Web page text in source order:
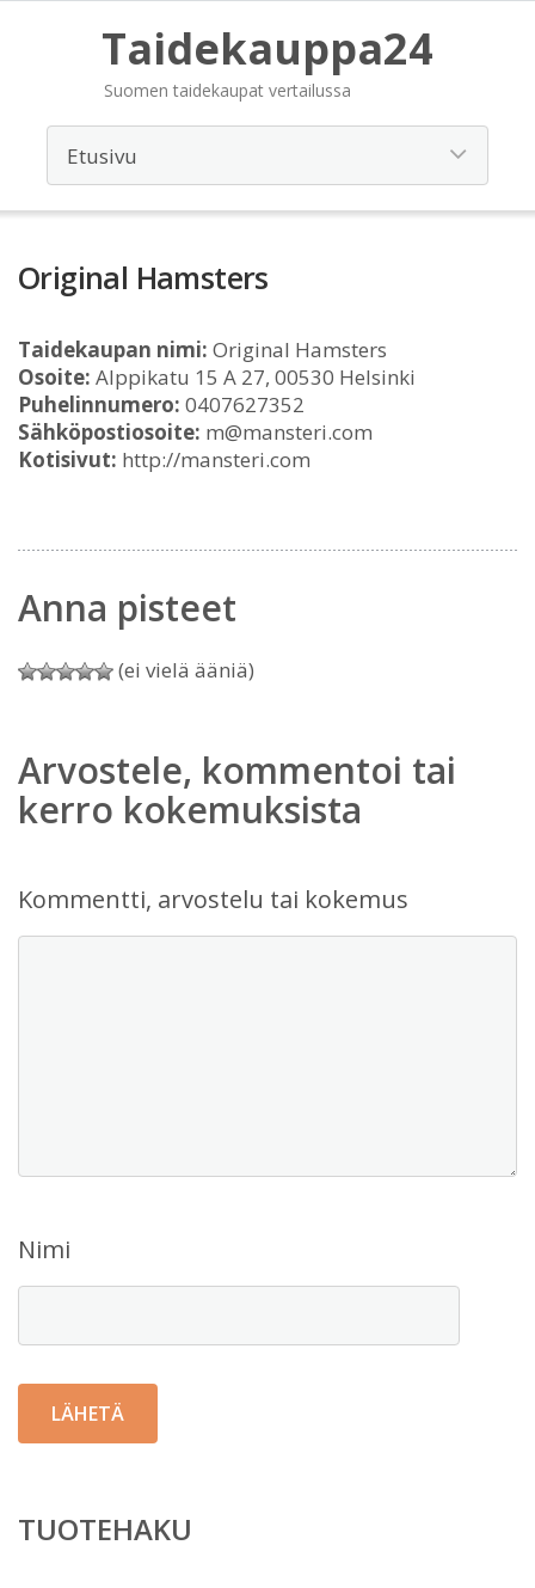
Taidekauppa24
Suomen taidekaupat vertailussa
Original Hamsters
Taidekaupan nimi: Original Hamsters
Osoite: Alppikatu 15 A 27, 00530 Helsinki
Puhelinnumero: 0407627352
Sähköpostiosoite: m@mansteri.com
Kotisivut: http://mansteri.com
Anna pisteet
(ei vielä ääniä)
Arvostele, kommentoi tai
kerro kokemuksista
Kommentti, arvostelu tai kokemus
Nimi
TUOTEHAKU